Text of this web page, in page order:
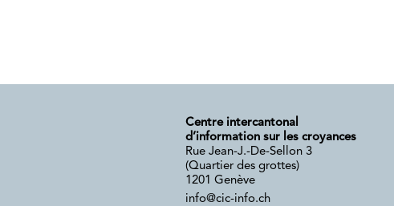
Centre intercantonal
d’information sur les croyances
Rue Jean-J.-De-Sellon 3
(Quartier des grottes)
1201 Genève
info@cic-info.ch